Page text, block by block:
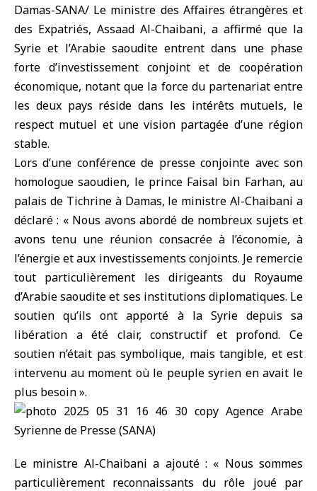
Damas-SANA/ Le ministre des Affaires étrangères et
des Expatriés, Assaad Al-Chaibani, a affirmé que la
Syrie et l’Arabie saoudite entrent dans une phase
forte d’investissement conjoint et de coopération
économique, notant que la force du partenariat entre
les deux pays réside dans les intérêts mutuels, le
respect mutuel et une vision partagée d’une région
stable.
Lors d’une conférence de presse conjointe avec son
homologue saoudien, le prince Faisal bin Farhan, au
palais de Tichrine à Damas, le ministre Al-Chaibani a
déclaré : « Nous avons abordé de nombreux sujets et
avons tenu une réunion consacrée à l’économie, à
l’énergie et aux investissements conjoints. Je remercie
tout particulièrement les dirigeants du Royaume
d’Arabie saoudite et ses institutions diplomatiques. Le
soutien qu’ils ont apporté à la Syrie depuis sa
libération a été clair, constructif et profond. Ce
soutien n’était pas symbolique, mais tangible, et est
intervenu au moment où le peuple syrien en avait le
plus besoin ».
Le ministre Al-Chaibani a ajouté : « Nous sommes
particulièrement reconnaissants du rôle joué par